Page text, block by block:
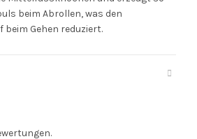
beim Abrollen, was den
beim Gehen reduziert.